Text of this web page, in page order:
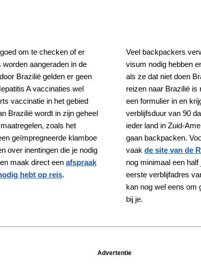
om te checken of er
aangeraden in de
Brazilië gelden er geen
A vaccinaties wel
vaccinatie in het gebied
Brazilië wordt in zijn geheel
zoals het
geïmpregneerde klamboe
over inentingen die je nodig
maak direct een afspraak
hebt op reis.
Veel backpackers
visum nodig hebben
als ze dat niet doen
reizen naar Brazilië
een formulier in en
verblijfsduur van 90
ieder land in Zuid-
gaan backpacken.
vaak de site van de
nog minimaal een
eerste verblijfadres
kan nog wel eens om
bij je.
Advertentie